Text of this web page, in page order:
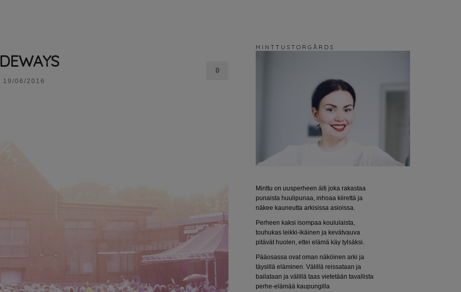
19/06/2016
0
M I N T T U S T O R G Å R D S
Minttu on uusperheen äiti joka rakastaa
punaista huulipunaa, inhoaa kiirettä ja
näkee kauneutta arkisissa asioissa.
Perheen kaksi isompaa koululaista,
touhukas leikki-ikäinen ja kevätvauva
pitävät huolen, ettei elämä käy tylsäksi.
Pääosassa ovat oman näköinen arki ja
täysillä eläminen. Välillä reissataan ja
bailataan ja välillä taas vietetään tavallista
perhe-elämää kaupungilla